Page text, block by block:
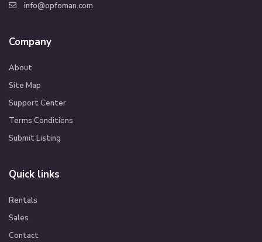
info@opfoman.com
Company
About
Site Map
Support Center
Terms Conditions
Submit Listing
Quick links
Rentals
Sales
Contact